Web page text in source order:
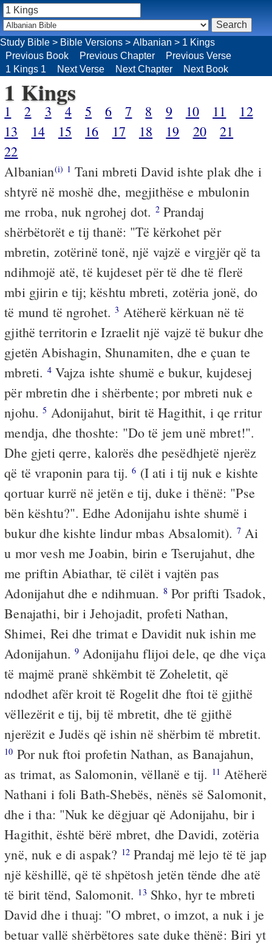
Study Bible > Bible Versions > Albanian > 1 Kings
Previous Book
Previous Chapter
Previous Verse
1 Kings 1
Next Verse Next Chapter Next Book
1 Kings
1 2 3 4 5 6 7 8 9 10 11
12
13
14 15 16 17 18 19 20
21
22
Albanian(i) 1 Tani mbreti David ishte plak dhe i
shtyrë në moshë dhe, megjithëse e mbulonin
me rroba, nuk ngrohej dot. 2Prandaj
shërbëtorët e tij thanë: "Të kërkohet për
mbretin, zotërinë tonë, një vajzë e virgjër që ta
ndihmojë atë, të kujdeset për të dhe të flerë
mbi gjirin e tij; kështu mbreti, zotëria jonë, do
të mund të ngrohet.3 Atëherë kërkuan në të
gjithë territorin e Izraelit një vajzë të bukur dhe
gjetën Abishagin, Shunamiten, dhe e çuan te
mbreti. 4Vajza ishte shumë e bukur, kujdesej
për mbretin dhe i shërbente; por mbreti nuk e
njohu.5 Adonijahut, birit të Hagithit, i qe rritur
mendja, dhe thoshte: "Do të jem unë mbret!".
Dhe gjeti qerre, kalorës dhe pesëdhjetë njerëz
që të vraponin para tij.6 (I ati i tij nuk e kishte
qortuar kurrë në jetën e tij, duke i thënë: "Pse
bën kështu?". Edhe Adonijahu ishte shumë i
bukur dhe kishte lindur mbas Absalomit). 7Ai
u mor vesh me Joabin, birin e Tserujahut, dhe
me priftin Abiathar, të cilët i vajtën pas
Adonijahut dhe e ndihmuan. 8Por prifti Tsadok,
Benajathi, bir i Jehojadit, profeti Nathan,
Shimei, Rei dhe trimat e Davidit nuk ishin me
Adonijahun.9 Adonijahu flijoi dele, qe dhe viça
të majmë pranë shkëmbit të Zoheletit, që
ndodhet afër kroit të Rogelit dhe ftoi të gjithë
vëllezërit e tij, bij të mbretit, dhe të gjithë
njerëzit e Judës që ishin në shërbim të mbretit.
10 Por nuk ftoi profetin Nathan, as Banajahun,
as trimat, as Salomonin, vëllanë e tij. 11 Atëherë
Nathani i foli Bath-Shebës, nënës së Salomonit,
dhe i tha: "Nuk ke dëgjuar që Adonijahu, bir i
Hagithit, është bërë mbret, dhe Davidi, zotëria
ynë, nuk e di aspak? 12Prandaj më lejo të të jap
një këshillë, që të shpëtosh jetën tënde dhe atë
të birit tënd, Salomonit. 13 Shko, hyr te mbreti
David dhe i thuaj: "O mbret, o imzot, a nuk i je
betuar vallë shërbëtores sate duke thënë: Biri yt